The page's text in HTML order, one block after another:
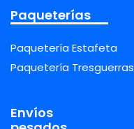
Paqueterías
Paquetería Estafeta
Paquetería Tresguerras
Envíos